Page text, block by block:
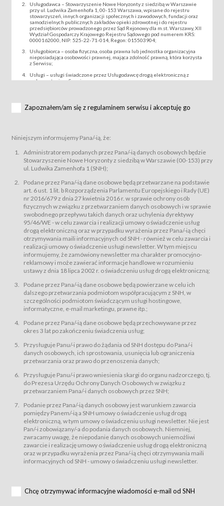
Usługodawca – Stowarzyszenie Nowe Horyzonty z siedzibą w Warszawie
przy ul. Ludwika Zamenhofa 1, 00-153 Warszawa, wpisane do rejestru
stowarzyszeń, innych organizacji społecznych i zawodowych, fundacji oraz
samodzielnych publicznych zakładów opieki zdrowotnej i do rejestru
przedsiębiorców prowadzonego przez Sąd Rejonowy dla m.st. Warszawy, XII
Wydział Gospodarczy Krajowego Rejestru Sądowego pod numerem KRS:
0000162000, NIP: 525-22-71-014, Regon: 015503904;
Usługobiorca – osoba fizyczna, osoba prawna lub jednostka organizacyjna
nieposiadająca osobowości prawnej, mająca zdolność prawną, która korzysta
z Serwisu;
Usługi – usługi świadczone przez Usługodawcę drogą elektroniczną z
wykorzystaniem Serwisu;
za pośrednictwem Serwisu;
podmiotom z branży mediów i filmowej (Akredytacje);
Bilety – wybrane dokumenty potwierdzające zawarcie umowy z
Usługodawcą i uprawniające do wzięcia udziału w Wydarzeniu,
przewidziane przez Usługodawcę dla danego Wydarzenia, tj. uprawniające
do uczestnictwa w wielu albo w pojedynczych seansach filmowych,
Sklep – sklep internetowy prowadzony przez Usługodawcę w Serwisie;
Regulamin – niniejszy regulamin.
§ 2
Postanowienia ogólne
Regulamin określa zasady:
świadczenia Usługobiorcom Usług przez Usługodawcę, z
zastrzeżeniem usług, o których mowa w ust. 2 pkt. 4 i 5 poniżej, których
zasady świadczenia precyzują odrębne regulaminy,
przetwarzania przez Usługodawcę danych osobowych Usługobiorców
będących osobami fizycznymi.
świadczy Usługi drogą elektroniczną w rozumieniu ustawy z dnia 18 lipca
2002 r. o świadczeniu usług drogą elektroniczną (Dz.U. z 2002 r., Nr 144, poz.
1204, z późń. zm.). Usługi świadczone są nieodpłatnie.
usługę przeglądania i odczytywania przez Usługobiorców materiałów
zamieszczanych w Serwisie,
usługę utrzymywania konta użytkownika w Serwisie,
usługę newsletter,
usługę zawierania na odległość umów nabycia Karnetów i Biletów,
usługę zawierania na odległość umów sprzedaży w Sklepie.
dnia 18 lipca 2002 r. o świadczeniu usług drogą elektroniczną (Dz.U. z 2002
r., Nr 144, poz. 1204, z późń. zm.). Usługi świadczone są nieodpłatnie.
Na zasadach określonych w Regulaminie dostęp do Serwisu jest otwarty dla
Usługobiorca przed rozpoczęciem korzystania z Serwisu jest zobowiązany
zapoznać się z Regulaminem. Założenie konta w Serwisie oraz zamówienie
usługi newsletter za pośrednictwem przeznaczonego do tego formularza
zamieszczonego na stronach Serwisu dostępnych dla wszystkich
Usługobiorców wymaga akceptacji postanowień Regulaminu.
Usługobiorca zobowiązany jest do przestrzegania postanowień Regulaminu
od chwili rozpoczęcia korzystania z Serwisu.
Regulamin jest udostępniony Usługobiorcom nieodpłatnie za
Warunki techniczne korzystania z Usług
Zapoznałem/am się z regulaminem serwisu i akceptuję go
Niniejszym informujemy Pana/-ią, że:
Administratorem podanych przez Pana/-ią danych osobowych będzie
Stowarzyszenie Nowe Horyzonty z siedzibą w Warszawie (00-153) przy
ul. Ludwika Zamenhofa 1 (SNH);
Podane przez Pana/-ią dane osobowe będą przetwarzane na podstawie
art. 6 ust. 1 lit. b Rozporządzenia Parlamentu Europejskiego i Rady (UE)
nr 2016/679 z dnia 27 kwietnia 2016 r. w sprawie ochrony osób
fizycznych w związku z przetwarzaniem danych osobowych i w sprawie
swobodnego przepływu takich danych oraz uchylenia dyrektywy
95/46/WE - w celu zawarcia i realizacji umowy o świadczenie usług
drogą elektroniczną oraz w przypadku wyrażenia przez Pana/-ią chęci
otrzymywania maili informacyjnych od SNH - również w celu zawarcia i
realizacji umowy o świadczenie usługi newsletter. W tym miejscu
informujemy, że zamówiony newsletter ma charakter promocyjno-
reklamowy i może zawierać informacje handlowe w rozumieniu
ustawy z dnia 18 lipca 2002 r. o świadczeniu usług drogą elektroniczną;
Podane przez Pana/-ią dane osobowe będą powierzane w celu ich
dalszego przetwarzania podmiotom współpracującym z SNH, w
szczególności podmiotom świadczącym usługi hostingowe,
informatyczne, e-mail marketingu, prawne itp.;
Podane przez Pana/-ią dane osobowe będą przechowywane przez
okres 3 lat po zakończeniu świadczenia usług;
Przysługuje Panu/-i prawo do żądania od SNH dostępu do Pana/-i
danych osobowych, ich sprostowania, usunięcia lub ograniczenia
przetwarzania oraz prawo do przenoszenia danych;
Przysługuje Panu/-i prawo wniesienia skargi do organu nadzorczego, tj.
do Prezesa Urzędu Ochrony Danych Osobowych w związku z
przetwarzaniem Pana/-i danych osobowych przez SNH;
Podanie przez Pana/-ią danych osobowy jest warunkiem zawarcia
pomiędzy Panem/-ią a SNH umowy o świadczenie usług drogą
elektroniczną, w tym umowy o świadczeniu usługi newsletter. Nie jest
Pan/-i zobowiązany/-a do podania danych osobowych. Niemniej,
zwracamy uwagę, że niepodanie danych osobowych uniemożliwi
zawarcie i realizację umowy o świadczenie usług drogą elektroniczną
oraz w przypadku wyrażenia przez Pana/-ią chęci otrzymywania maili
informacyjnych od SNH - umowy o świadczeniu usługi newsletter.
Chcę otrzymywać informacyjne wiadomości e-mail od SNH